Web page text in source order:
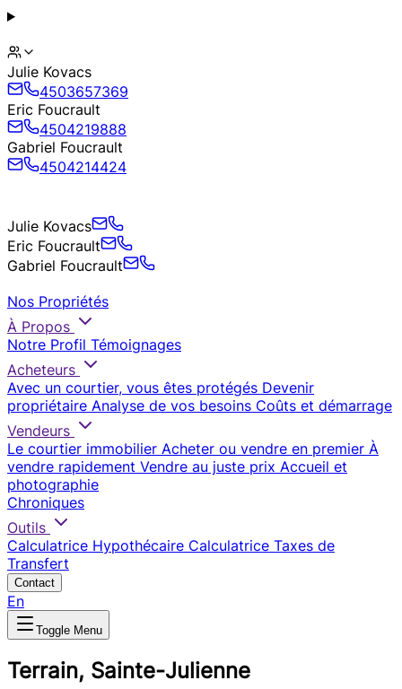
Julie Kovacs
4503657369
Eric Foucrault
4504219888
Gabriel Foucrault
4504214424
Julie Kovacs
Eric Foucrault
Gabriel Foucrault
Nos Propriétés
À Propos
Notre Profil Témoignages
Acheteurs
Avec un courtier, vous êtes protégés Devenir
propriétaire Analyse de vos besoins Coûts et démarrage
Vendeurs
Le courtier immobilier Acheter ou vendre en premier À
vendre rapidement Vendre au juste prix Accueil et
photographie
Chroniques
Outils
Calculatrice Hypothécaire Calculatrice Taxes de
Transfert
Contact
En
Toggle Menu
Terrain, Sainte-Julienne